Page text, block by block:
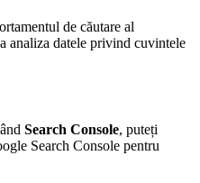
de căutare al
analiza datele privind cuvintele
Search Console, puteți
Search Console pentru